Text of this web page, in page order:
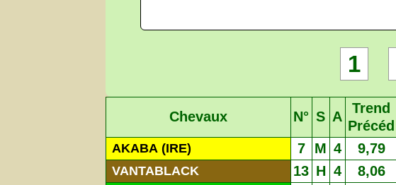
1
Chevaux N° S A
Trend
Précéd
AKABA (IRE) 7 M 4 9,79
VANTABLACK 13 H 4 8,06